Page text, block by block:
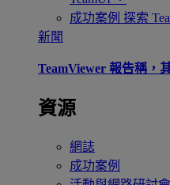
成功案例 探索
新聞
TeamViewer 報告稱，
資源
網誌
成功案例